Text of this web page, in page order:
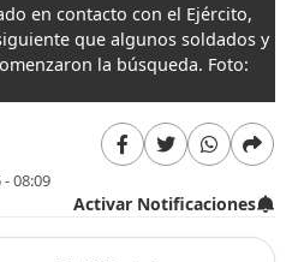
en contacto con el Ejército,
que algunos soldados y
la búsqueda. Foto:
08:09
Activar Notificaciones